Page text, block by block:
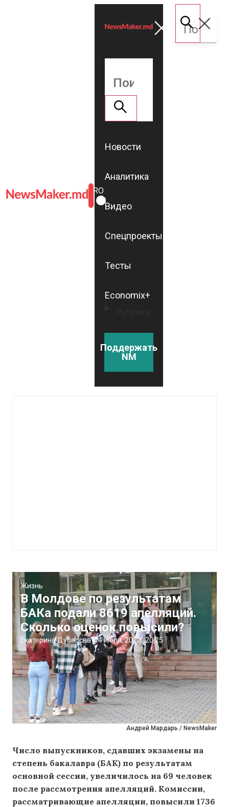
ROMÂNĂ
RU
Новости
Аналитика
Видео
Спецпроекты
Тесты
Economix+
Поддержать
NM
Андрей Мардарь / NewsMaker
Жизнь
В Молдове по результатам
БАКа подали 8619 апелляций.
Сколько оценок повысили?
Екатерина Дубаосва |4 июля, 2022 20:25
Число выпускников, сдавших экзамены на
степень бакалавра (БАК) по результатам
основной сессии, увеличилось на 69 человек
после рассмотрения апелляций. Комиссии,
рассматривающие апелляции, повысили 1736